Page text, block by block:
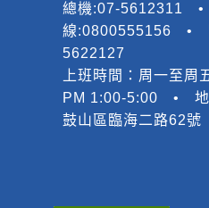
總機:07-5612311
線:0800555156 •
5622127
上班時間：周一至
PM 1:00-5:00 • 地
鼓山區臨海二路62號